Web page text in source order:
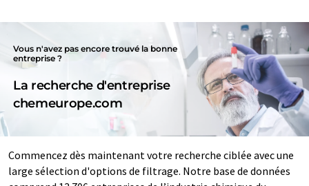
Vous n'avez pas encore trouvé la bonne
entreprise ?
La recherche d'entreprise
chemeurope.com
Commencez dès maintenant votre recherche ciblée avec une
large sélection d'options de filtrage. Notre base de données